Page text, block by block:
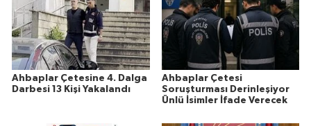
Ahbaplar Çetesine 4. Dalga
Darbesi 13 Kişi Yakalandı
Ahbaplar Çetesi
Soruşturması Derinleşiyor
Ünlü İsimler İfade Verecek